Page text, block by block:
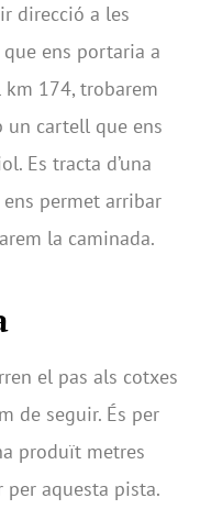
direcció a les
ens portaria a
km 174, trobarem
un cartell que ens
Es tracta d’una
permet arribar
la caminada.
el pas als cotxes
de seguir. És per
produït metres
per aquesta pista.